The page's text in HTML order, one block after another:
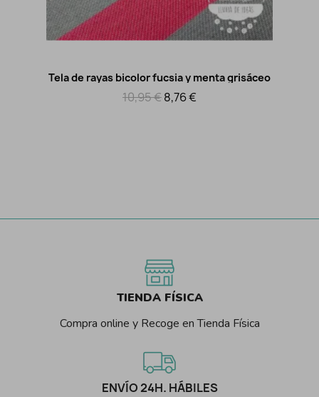
Vista rápida
Tela de rayas bicolor fucsia y menta grisáceo
10,95 €8,76 €
TIENDA FÍSICA
Compra online y Recoge en Tienda Física
ENVÍO 24H. HÁBILES